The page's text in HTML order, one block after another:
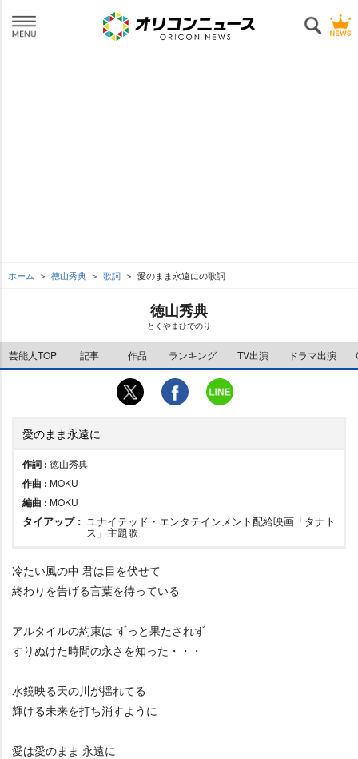
ホーム 徳山秀典 歌詞 愛のまま永遠にの歌詞
徳山秀典
とくやまひでのり
芸能人TOP 記事 作品 ランキング TV出演 ドラマ出演
愛のまま永遠に
作詞 : 徳山秀典
作曲 : MOKU
編曲 : MOKU
タイアップ : ユナイテッド・エンタテインメント配給映画「タナト
ス」主題歌
冷たい風の中 君は目を伏せて
終わりを告げる言葉を待っている
アルタイルの約束は ずっと果たされず
すりぬけた時間の永さを知った・・・
水鏡映る天の川が揺れてる
輝ける未来を打ち消すように
愛は愛のまま 永遠に